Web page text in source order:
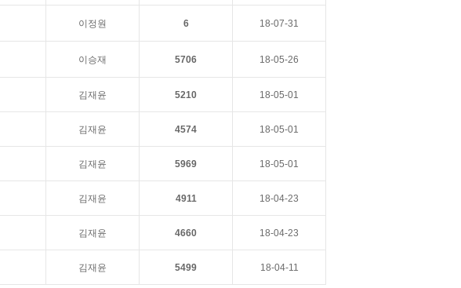
이정원 6 18-07-31
이승재 5706 18-05-26
김재윤 5210 18-05-01
김재윤 4574 18-05-01
김재윤 5969 18-05-01
김재윤 4911 18-04-23
김재윤 4660 18-04-23
김재윤 5499 18-04-11